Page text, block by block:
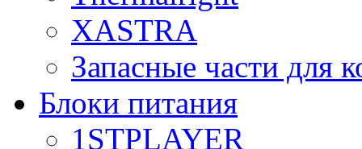
XASTRA
Запасные части для
Блоки питания
1STPLAYER